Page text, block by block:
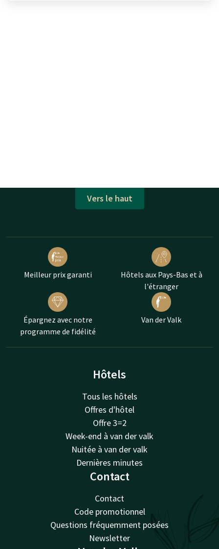
Vers le haut
Meilleur prix garanti
Hôtels aux Pays-Bas et à
l'étranger
Épargnez avec notre
programme de fidélité
Van der Valk
Hôtels
Tous les hôtels
Offres d'hôtel
Offre 3=2
Week-end à van der valk
Nuitée à van der valk
Dernières minutes
Contact
Contact
Code promotionnel
Questions fréquemment posées
Newsletter